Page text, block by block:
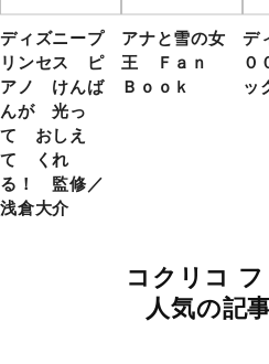
ディズニープ
リンセス ピ
アノ けんば
んが 光っ
て おしえ
て くれ
る！ 監修／
浅倉大介
アナと雪の女
王 Ｆａｎ
Ｂｏｏｋ
デ
０
ッ
コクリコ
人気の記